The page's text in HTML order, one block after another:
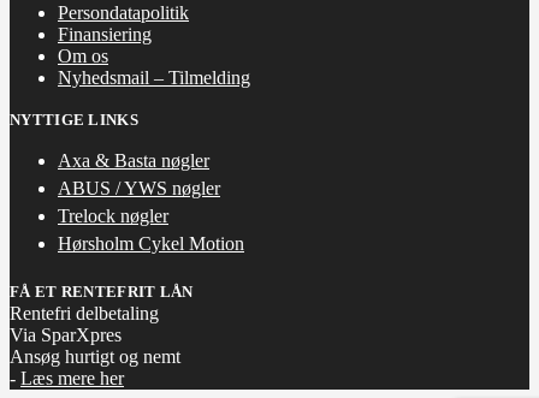
Persondatapolitik
Finansiering
Om os
Nyhedsmail – Tilmelding
NYTTIGE LINKS
Axa & Basta nøgler
ABUS / YWS nøgler
Trelock nøgler
Hørsholm Cykel Motion
FÅ ET RENTEFRIT LÅN
Rentefri delbetaling
Via SparXpres
Ansøg hurtigt og nemt
- Læs mere her